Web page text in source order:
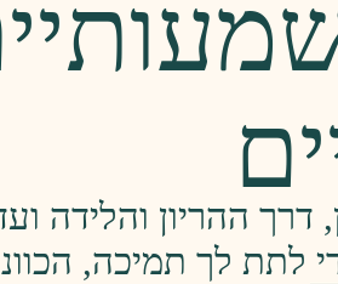
דרך ההריון והלידה
לתת לך תמיכה,